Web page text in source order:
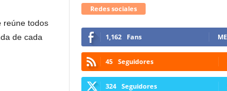
reúne todos
de cada
Redes sociales
1,162 Fans
45 Seguidores
324 Seguidores